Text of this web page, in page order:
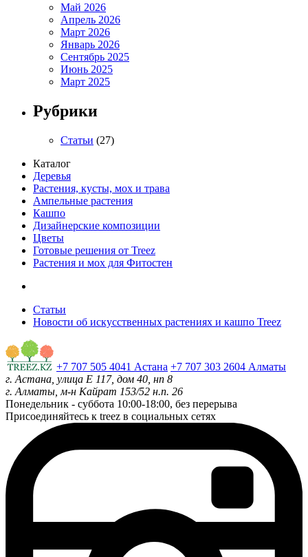
Май 2026
Апрель 2026
Март 2026
Январь 2026
Сентябрь 2025
Июнь 2025
Март 2025
Рубрики
Статьи (27)
Каталог
Деревья
Растения, кусты, мох и трава
Ампельные растения
Кашпо
Дизайнерские композиции
Цветы
Готовые решения от Treez
Растения и мох для Фитостен
Статьи
Новости об искусственных растениях и кашпо Treez
+7 707 505 4041 Астана +7 707 303 2604 Алматы
г. Астана, улица Е 117, дом 40, нп 8
г. Алматы, м-н Кайрат 153/52 н.п. 26
Понедельник - суббота 10:00-18:00, без перерыва
Присоединяйтесь к treez в социальных сетях